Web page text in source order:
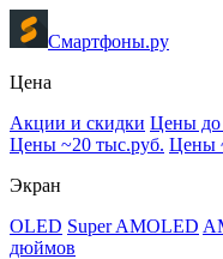
Смартфоны.ру
Цена
Акции и скидки Цены до
Цены ~20 тыс.руб. Цены
Экран
OLED Super AMOLED
дюймов